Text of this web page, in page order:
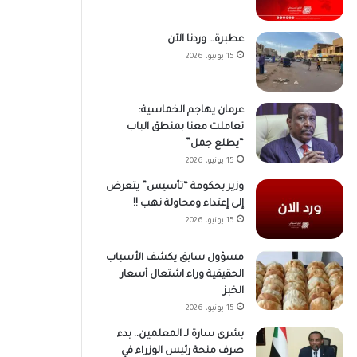
عطبرة… وردنا الآن
15 يونيو، 2026
عرمان يهاجم الخماسية:
تعاملت معنا بمنطق الباب
“يطلع جمل”
15 يونيو، 2026
وزير بحكومة “تأسيس” يتعرض
إلى إعتداء ومحاولة نهب !!
15 يونيو، 2026
مسؤول سابق يكشف الأسباب
الحقيقية وراء اشتعال أسعار
الخبز
15 يونيو، 2026
بشرى سارة لـ المعلمين.. بدء
صرف منحة رئيس الوزراء في